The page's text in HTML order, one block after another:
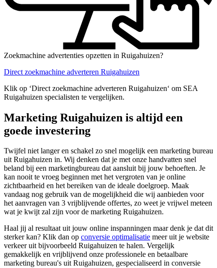
Zoekmachine advertenties opzetten in Ruigahuizen?
Direct zoekmachine adverteren Ruigahuizen
Klik op ‘Direct zoekmachine adverteren Ruigahuizen‘ om SEA
Ruigahuizen specialisten te vergelijken.
Marketing Ruigahuizen is altijd een
goede investering
Twijfel niet langer en schakel zo snel mogelijk een marketing bureau
uit Ruigahuizen in. Wij denken dat je met onze handvatten snel
beland bij een marketingbureau dat aansluit bij jouw behoeften. Je
kan nooit te vroeg beginnen met het vergroten van je online
zichtbaarheid en het bereiken van de ideale doelgroep. Maak
vandaag nog gebruik van de mogelijkheid die wij aanbieden voor
het aanvragen van 3 vrijblijvende offertes, zo weet je vrijwel meteen
wat je kwijt zal zijn voor de marketing Ruigahuizen.
Haal jij al resultaat uit jouw online inspanningen maar denk je dat dit
sterker kan? Klik dan op conversie optimalisatie meer uit je website
verkeer uit bijvoorbeeld Ruigahuizen te halen. Vergelijk
gemakkelijk en vrijblijvend onze professionele en betaalbare
marketing bureau's uit Ruigahuizen, gespecialiseerd in conversie